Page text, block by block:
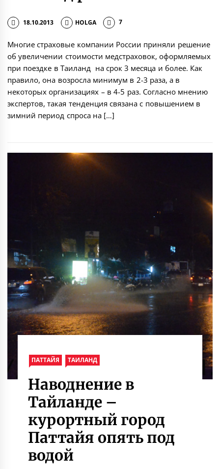
18.10.2013 HOLGA 7
Многие страховые компании России приняли решение
об увеличении стоимости медстраховок, оформляемых
при поездке в Таиланд на срок 3 месяца и более. Как
правило, она возросла минимум в 2-3 раза, а в
некоторых организациях – в 4-5 раз. Согласно мнению
экспертов, такая тенденция связана с повышением в
зимний период спроса на […]
ПАТТАЙЯ ТАИЛАНД
Наводнение в
Тайланде –
курортный город
Паттайя опять под
водой